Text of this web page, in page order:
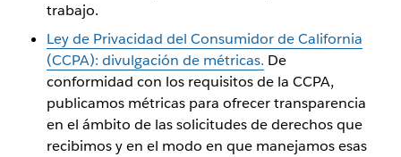
trabajo.
Ley de Privacidad del Consumidor de California
(CCPA): divulgación de métricas. De
conformidad con los requisitos de la CCPA,
publicamos métricas para ofrecer transparencia
en el ámbito de las solicitudes de derechos que
recibimos y en el modo en que manejamos esas